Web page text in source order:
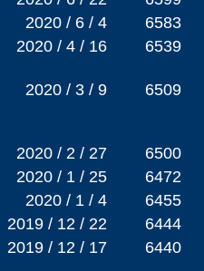
2020 / 6 / 4 6583
2020 / 4 / 16 6539
2020 / 3 / 9 6509
2020 / 2 / 27 6500
2020 / 1 / 25 6472
2020 / 1 / 4 6455
2019 / 12 / 22 6444
2019 / 12 / 17 6440